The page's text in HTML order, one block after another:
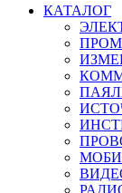
КАТАЛОГ